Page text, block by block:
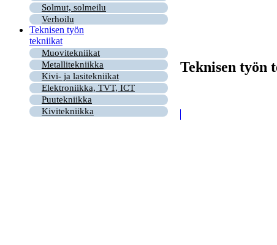
Solmut, solmeilu
Verhoilu
Teknisen työn
tekniikat
Muovitekniikat
Metallitekniikka
Kivi- ja lasitekniikat
Elektroniikka, TVT, ICT
Puutekniikka
Kivitekniikka
Teknisen työn